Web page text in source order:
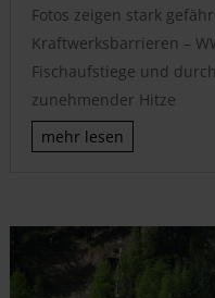
Fotos zeigen stark
Kraftwerksbarrieren –
Fischaufstiege und
zunehmender Hitze
mehr lesen